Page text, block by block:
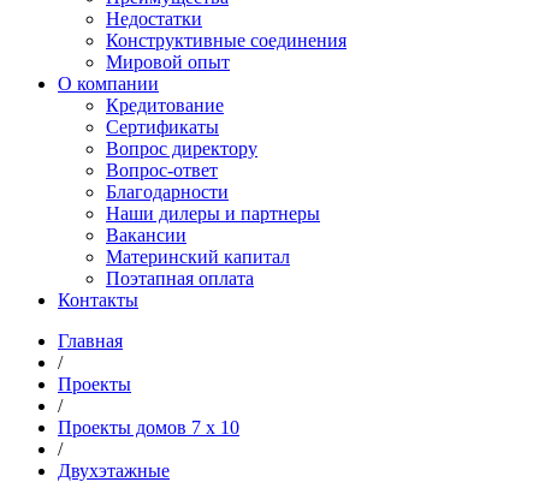
Недостатки
Конструктивные соединения
Мировой опыт
О компании
Кредитование
Сертификаты
Вопрос директору
Вопрос-ответ
Благодарности
Наши дилеры и партнеры
Вакансии
Материнский капитал
Поэтапная оплата
Контакты
Главная
/
Проекты
/
Проекты домов 7 x 10
/
Двухэтажные